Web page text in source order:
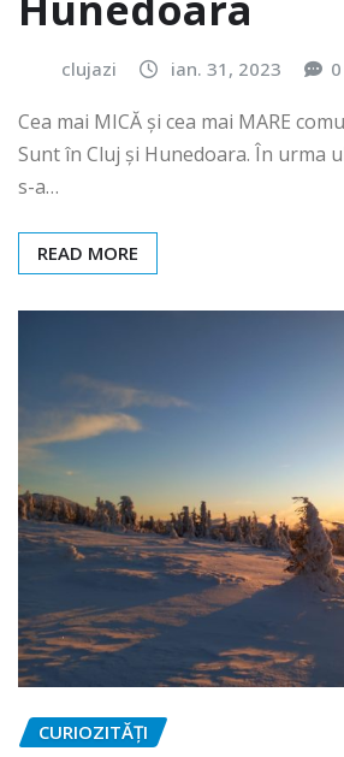
clujazi ian. 31, 2023 0
Cea mai MICĂ și cea mai MARE
Sunt în Cluj și Hunedoara. În urma
s-a…
READ MORE
CURIOZITĂȚI